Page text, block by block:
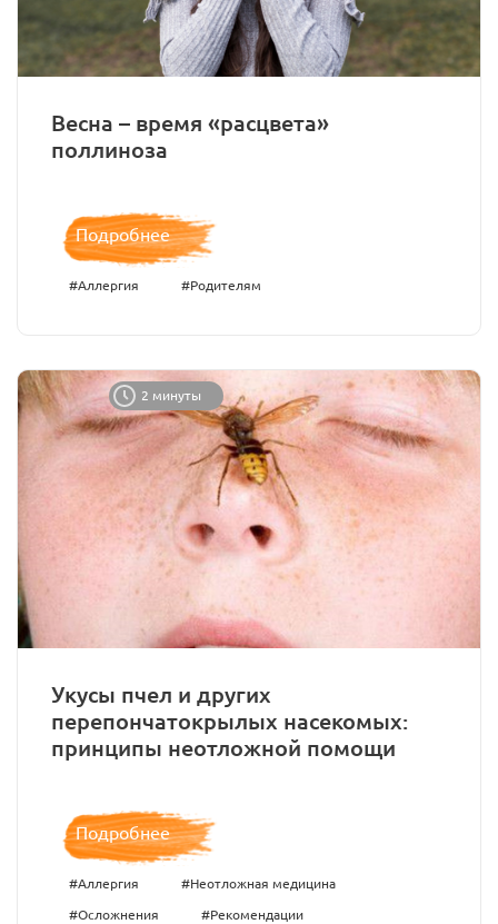
Весна – время «расцвета»
поллиноза
Подробнее
#Аллергия #Родителям
2 минуты
Укусы пчел и других
перепончатокрылых насекомых:
принципы неотложной помощи
Подробнее
#Аллергия #Неотложная медицина
#Осложнения #Рекомендации